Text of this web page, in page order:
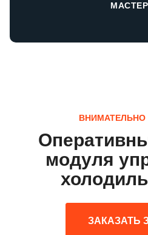
ВНИМАТЕЛЬНО
модуля
ЗАКАЗАТЬ